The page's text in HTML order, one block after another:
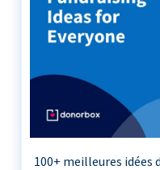
100+ meilleures